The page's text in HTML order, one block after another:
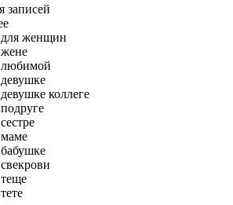
записей
женщин
коллеге